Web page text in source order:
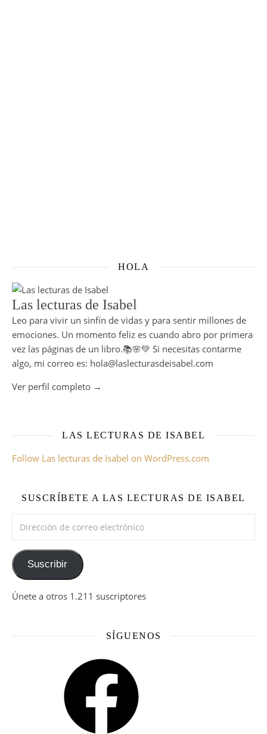
HOLA
Las lecturas de Isabel
Leo para vivir un sinfín de vidas y para sentir millones de
emociones. Un momento feliz es cuando abro por primera
vez las páginas de un libro.📚🌸💚 Si necesitas contarme
algo, mi correo es: hola@laslecturasdeisabel.com
Ver perfil completo →
LAS LECTURAS DE ISABEL
Follow Las lecturas de Isabel on WordPress.com
SUSCRÍBETE A LAS LECTURAS DE ISABEL
Suscribir
Únete a otros 1.211 suscriptores
SÍGUENOS